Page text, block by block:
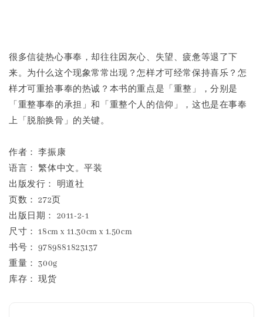
很多信徒热心事奉，却往往因灰心、失望、疲惫等退了下
来。为什么这个现象常常出现？怎样才可经常保持喜乐？怎
样才可重拾事奉的热诚？本书的重点是「重整」，分别是
「重整事奉的承担」和「重整个人的信仰」，这也是在事奉
上「脱胎换骨」的关键。
作者： 李振康
语言： 繁体中文。平装
出版发行： 明道社
页数： 272页
出版日期： 2011-2-1
尺寸： 18cm x 11.30cm x 1.50cm
书号： 9789881823137
重量： 300g
库存： 现货